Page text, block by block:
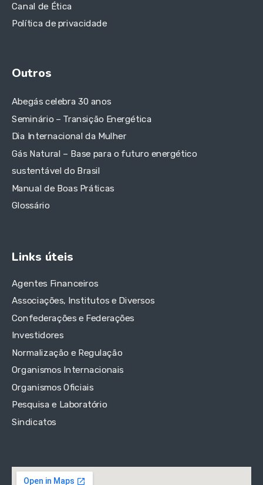
Canal de Ética
Política de privacidade
Outros
Abegás celebra 30 anos
Seminário – Transição Energética
Dia Internacional da Mulher
Gás Natural – Base para o futuro energético
sustentável do Brasil
Manual de Boas Práticas
Glossário
Links úteis
Agentes Financeiros
Associações, Institutos e Diversos
Confederações e Federações
Investidores
Normalização e Regulação
Organismos Internacionais
Organismos Oficiais
Pesquisa e Laboratório
Sindicatos